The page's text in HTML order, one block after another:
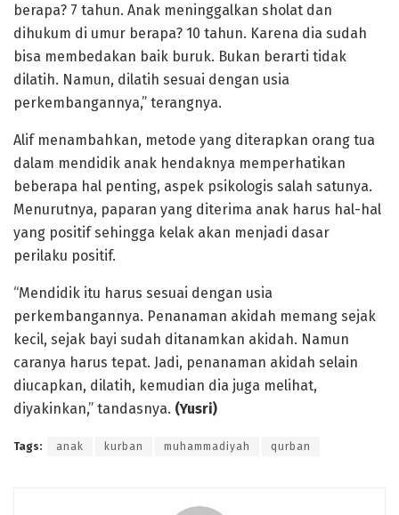
berapa? 7 tahun. Anak meninggalkan sholat dan
dihukum di umur berapa? 10 tahun. Karena dia sudah
bisa membedakan baik buruk. Bukan berarti tidak
dilatih. Namun, dilatih sesuai dengan usia
perkembangannya,” terangnya.
Alif menambahkan, metode yang diterapkan orang tua
dalam mendidik anak hendaknya memperhatikan
beberapa hal penting, aspek psikologis salah satunya.
Menurutnya, paparan yang diterima anak harus hal-hal
yang positif sehingga kelak akan menjadi dasar
perilaku positif.
“Mendidik itu harus sesuai dengan usia
perkembangannya. Penanaman akidah memang sejak
kecil, sejak bayi sudah ditanamkan akidah. Namun
caranya harus tepat. Jadi, penanaman akidah selain
diucapkan, dilatih, kemudian dia juga melihat,
diyakinkan,” tandasnya. (Yusri)
Tags: anak kurban muhammadiyah qurban